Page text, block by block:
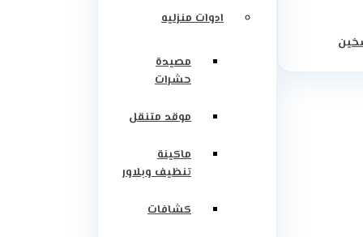
ادوات منزليه
مصيدة
حشرات
موقد متنقل
ماكينة
تنظيف وبلاور
كشافات